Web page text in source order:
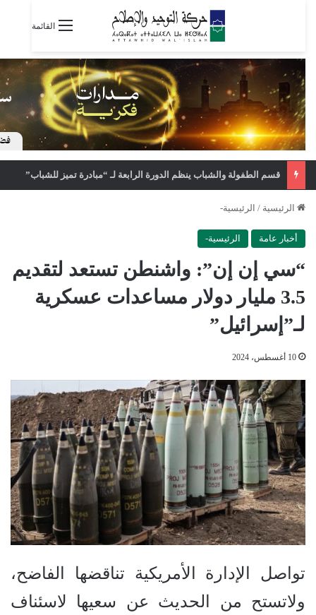
القائمة
قسم الطفولة والشباب ينظم الدورة الرابعة لـ “مبادرة تميز للشباب”
الرئيسية / الرئيسية-
أخبار عامة الرئيسية-
“سي إن إن”: واشنطن تستعد لتقديم
3.5 مليار دولار مساعدات عسكرية
لـ”إسرائيل”
10 أغسطس، 2024
تواصل الإدارة الأمريكية تناقضها الفاضح،
ولاتستح من الحديث عن سعيها لاسئناف